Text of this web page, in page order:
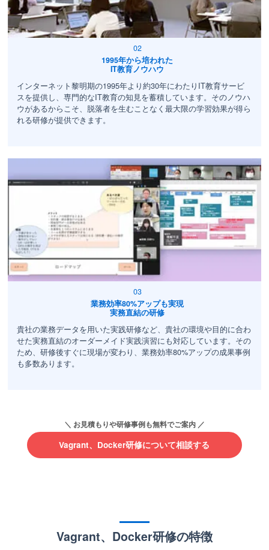
1995年から培われた
IT教育ノウハウ
インターネット黎明期の1995年より約30年にわたりIT教育サービ
スを提供し、専門的なIT教育の知見を蓄積しています。そのノウハ
ウがあるからこそ、脱落者を生むことなく最大限の学習効果が得ら
れる研修が提供できます。
業務効率80%アップも実現
実務直結の研修
貴社の業務データを用いた実践研修など、貴社の環境や目的に合わ
せた実務直結のオーダーメイド実践演習にも対応しています。その
ため、研修後すぐに現場が変わり、業務効率80%アップの成果事例
も多数あります。
Vagrant、Docker研修について相談する
Vagrant、Docker研修の特徴